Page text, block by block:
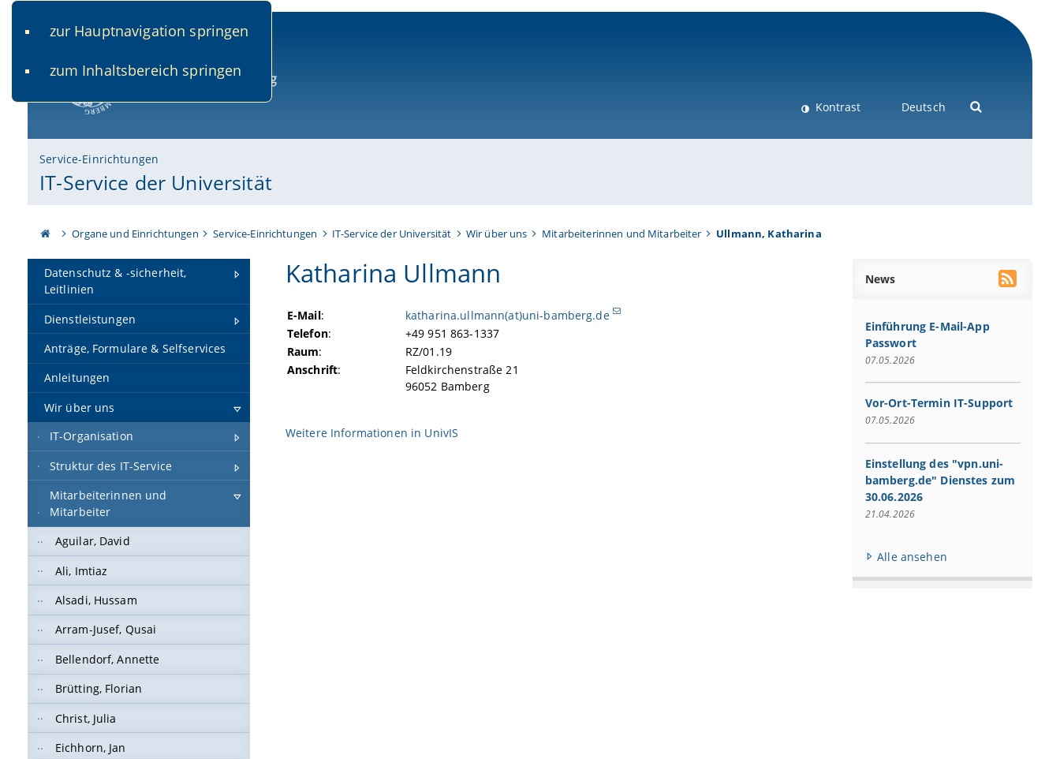
zur Hauptnavigation springen
zum Inhaltsbereich springen
Kontrast Deutsch
Service-Einrichtungen
IT-Service der Universität
Organe und Einrichtungen Service-Einrichtungen IT-Service der Universität Wir über uns Mitarbeiterinnen und Mitarbeiter Ullmann, Katharina
Datenschutz & -sicherheit,
Leitlinien
Dienstleistungen
Anträge, Formulare & Selfservices
Anleitungen
Wir über uns
IT-Organisation
Struktur des IT-Service
Mitarbeiterinnen und
Mitarbeiter
Aguilar, David
Ali, Imtiaz
Alsadi, Hussam
Arram-Jusef, Qusai
Bellendorf, Annette
Brütting, Florian
Christ, Julia
Eichhorn, Jan
Katharina Ullmann
E-Mail:
katharina.ullmann(at)uni-bamberg.de
Telefon:
+49 951 863-1337
Raum:
RZ/01.19
Anschrift:
Feldkirchenstraße 21
96052 Bamberg
Weitere Informationen in UnivIS
News
Einführung E-Mail-App
Passwort
07.05.2026
Vor-Ort-Termin IT-Support
07.05.2026
Einstellung des "vpn.uni-
bamberg.de" Dienstes zum
30.06.2026
21.04.2026
Alle ansehen